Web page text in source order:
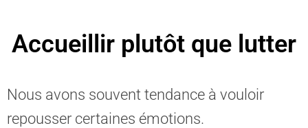
Accueillir plutôt que lutter
Nous avons souvent tendance à vouloir
repousser certaines émotions.